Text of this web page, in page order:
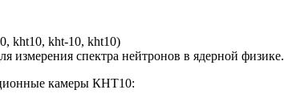
kht10, kht-10, kht10)
измерения спектра нейтронов в ядерной физике.
камеры КНТ10: